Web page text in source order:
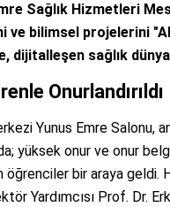
Sağlık Hizmetleri
bilimsel projelerini
dijitalleşen sağlık
Onurlandırıldı
Yunus Emre Salonu,
yüksek onur ve onur
öğrenciler bir araya geldi.
Yardımcısı Prof. Dr.